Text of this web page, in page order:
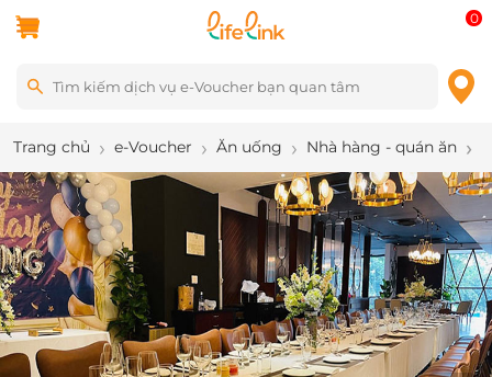
0
Trang chủ e-Voucher Ăn uống Nhà hàng - quán ăn